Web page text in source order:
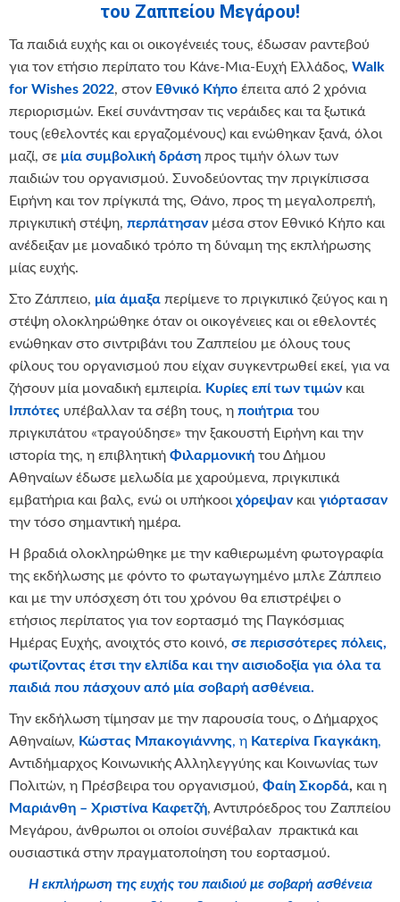
του Ζαππείου Μεγάρου!
Τα παιδιά ευχής και οι οικογένειές τους, έδωσαν ραντεβού
για τον ετήσιο περίπατο του Κάνε-Μια-Ευχή Ελλάδος, Walk
for Wishes 2022, στον Εθνικό Κήπο έπειτα από 2 χρόνια
περιορισμών. Εκεί συνάντησαν τις νεράιδες και τα ξωτικά
τους (εθελοντές και εργαζομένους) και ενώθηκαν ξανά, όλοι
μαζί, σε μία συμβολική δράση προς τιμήν όλων των
παιδιών του οργανισμού. Συνοδεύοντας την πριγκίπισσα
Ειρήνη και τον πρίγκιπά της, Θάνο, προς τη μεγαλοπρεπή,
πριγκιπική στέψη, περπάτησαν μέσα στον Εθνικό Κήπο και
ανέδειξαν με μοναδικό τρόπο τη δύναμη της εκπλήρωσης
μίας ευχής.
Στο Ζάππειο, μία άμαξα περίμενε το πριγκιπικό ζεύγος και η
στέψη ολοκληρώθηκε όταν οι οικογένειες και οι εθελοντές
ενώθηκαν στο σιντριβάνι του Ζαππείου με όλους τους
φίλους του οργανισμού που είχαν συγκεντρωθεί εκεί, για να
ζήσουν μία μοναδική εμπειρία. Κυρίες επί των τιμών και
Ιππότες υπέβαλλαν τα σέβη τους, η ποιήτρια του
πριγκιπάτου «τραγούδησε» την ξακουστή Ειρήνη και την
ιστορία της, η επιβλητική Φιλαρμονική του Δήμου
Αθηναίων έδωσε μελωδία με χαρούμενα, πριγκιπικά
εμβατήρια και βαλς, ενώ οι υπήκοοιχόρεψανκαιγιόρτασαν
την τόσο σημαντική ημέρα.
Η βραδιά ολοκληρώθηκε με την καθιερωμένη φωτογραφία
της εκδήλωσης με φόντο το φωταγωγημένο μπλε Ζάππειο
και με την υπόσχεση ότι του χρόνου θα επιστρέψει ο
ετήσιος περίπατος για τον εορτασμό της Παγκόσμιας
Ημέρας Ευχής, ανοιχτός στο κοινό, σε περισσότερες πόλεις,
φωτίζοντας έτσι την ελπίδα και την αισιοδοξία για όλα τα
παιδιά που πάσχουν από μία σοβαρή ασθένεια.
Την εκδήλωση τίμησαν με την παρουσία τους, ο Δήμαρχος
Αθηναίων, Κώστας Μπακογιάννης, η Κατερίνα Γκαγκάκη,
Αντιδήμαρχος Κοινωνικής Αλληλεγγύης και Κοινωνίας των
Πολιτών, η Πρέσβειρα του οργανισμού, Φαίη Σκορδά, και η
Μαριάνθη – Χριστίνα Καφετζή, Αντιπρόεδρος του Ζαππείου
Μεγάρου, άνθρωποι οι οποίοι συνέβαλαν πρακτικά και
ουσιαστικά στην πραγματοποίηση του εορτασμού.
Η εκπλήρωση της ευχής του παιδιού με σοβαρή ασθένεια